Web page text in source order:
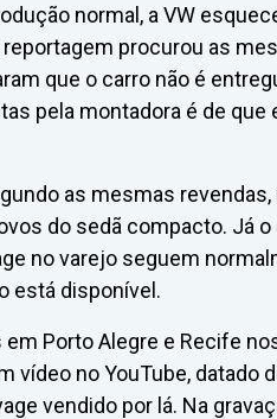
normal, a VW
procurou as
que o carro não é
pela montadora é de que
as mesmas
do sedã compacto. Já
no varejo seguem
está disponível.
Porto Alegre e Recife
vídeo no YouTube, datado
vendido por lá. Na